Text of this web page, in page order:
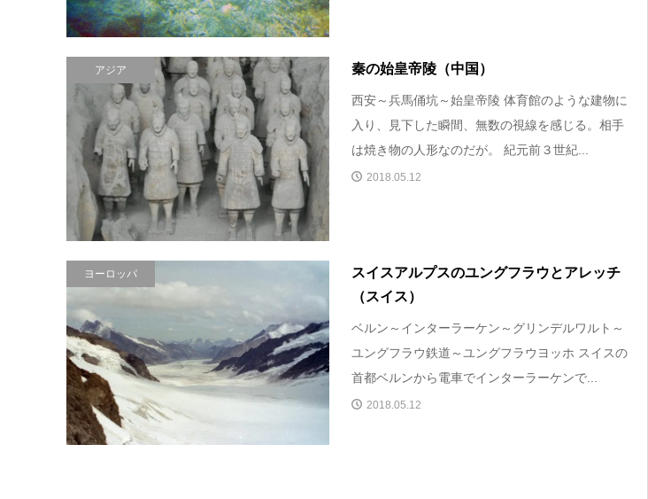
アジア 秦の始皇帝陵（中国）
西安～兵馬俑坑～始皇帝陵 体育館のような建物に
入り、見下した瞬間、無数の視線を感じる。相手
は焼き物の人形なのだが。 紀元前３世紀...
2018.05.12
ヨーロッパ
スイスアルプスのユングフラウとアレッチ
（スイス）
ベルン～インターラーケン～グリンデルワルト～
ユングフラウ鉄道～ユングフラウヨッホ スイスの
首都ベルンから電車でインターラーケンで...
2018.05.12